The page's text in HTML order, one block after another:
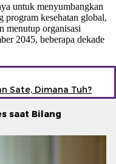
untuk menyumbangkan
program kesehatan global,
menutup organisasi
2045, beberapa dekade
Sate, Dimana Tuh?
saat Bilang